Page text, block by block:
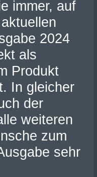
immer, auf
2024
als
Produkt
In gleicher
der
weiteren
zum
sehr